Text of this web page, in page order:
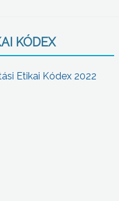
KÓDEX
Etikai Kódex 2022